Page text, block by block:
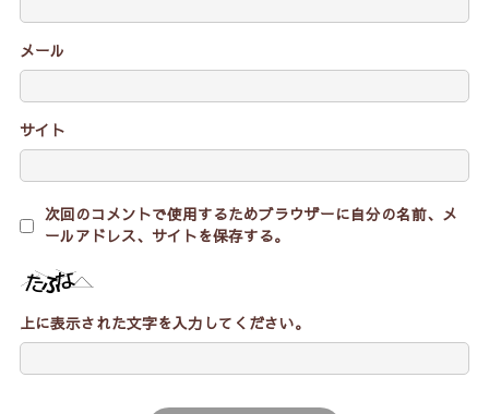
メール
サイト
次回のコメントで使用するためブラウザーに自分の名前、メ
ールアドレス、サイトを保存する。
上に表示された文字を入力してください。